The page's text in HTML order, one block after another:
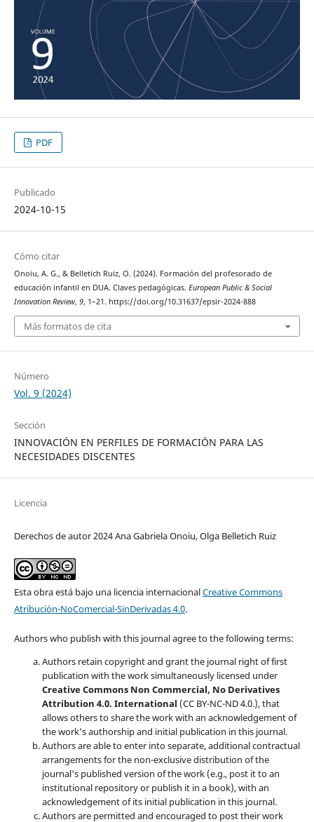
PDF
Publicado
2024-10-15
Cómo citar
Onoiu, A. G., & Belletich Ruiz, O. (2024). Formación del profesorado de
educación infantil en DUA. Claves pedagógicas. European Public & Social
Innovation Review, 9, 1–21. https://doi.org/10.31637/epsir-2024-888
Más formatos de cita
Número
Vol. 9 (2024)
Sección
INNOVACIÓN EN PERFILES DE FORMACIÓN PARA LAS
NECESIDADES DISCENTES
Licencia
Derechos de autor 2024 Ana Gabriela Onoiu, Olga Belletich Ruiz
Esta obra está bajo una licencia internacionalCreative Commons
Atribución-NoComercial-SinDerivadas 4.0.
Authors who publish with this journal agree to the following terms:
Authors retain copyright and grant the journal right of first
publication with the work simultaneously licensed under
Creative Commons Non Commercial, No Derivatives
Attribution 4.0. International (CC BY-NC-ND 4.0.), that
allows others to share the work with an acknowledgement of
the work's authorship and initial publication in this journal.
Authors are able to enter into separate, additional contractual
arrangements for the non-exclusive distribution of the
journal's published version of the work (e.g., post it to an
institutional repository or publish it in a book), with an
acknowledgement of its initial publication in this journal.
Authors are permitted and encouraged to post their work